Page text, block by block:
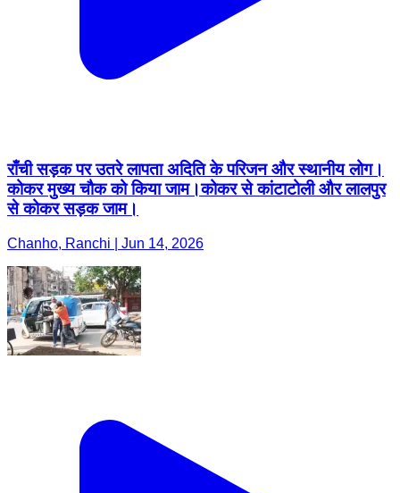
राँची सड़क पर उतरे लापता अदिति के परिजन और स्थानीय लोग।
कोकर मुख्य चौक को किया जाम।कोकर से कांटाटोली और लालपुर
से कोकर सड़क जाम।
Chanho, Ranchi | Jun 14, 2026